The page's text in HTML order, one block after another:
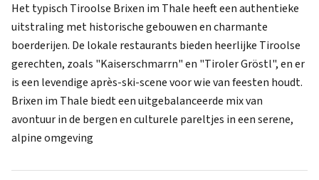
Het typisch Tiroolse Brixen im Thale heeft een authentieke
uitstraling met historische gebouwen en charmante
boerderijen. De lokale restaurants bieden heerlijke Tiroolse
gerechten, zoals "Kaiserschmarrn" en "Tiroler Gröstl", en er
is een levendige après-ski-scene voor wie van feesten houdt.
Brixen im Thale biedt een uitgebalanceerde mix van
avontuur in de bergen en culturele pareltjes in een serene,
alpine omgeving